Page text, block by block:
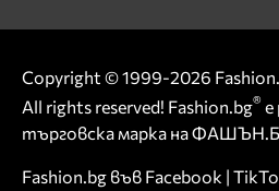
Copyright © 1999-2026
All rights reserved! Fashion.bg® е
търговска марка на
Fashion.bg във Facebook |